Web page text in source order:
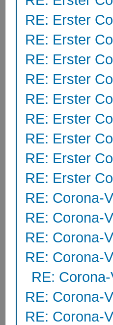
RE: Erster
RE: Erster
RE: Erster
RE: Erster
RE: Erster
RE: Erster
RE: Erster
RE: Erster
RE: Erster
RE: Corona-
RE: Corona-
RE: Corona-
RE: Corona-
RE:
RE: Corona-
RE: Corona-